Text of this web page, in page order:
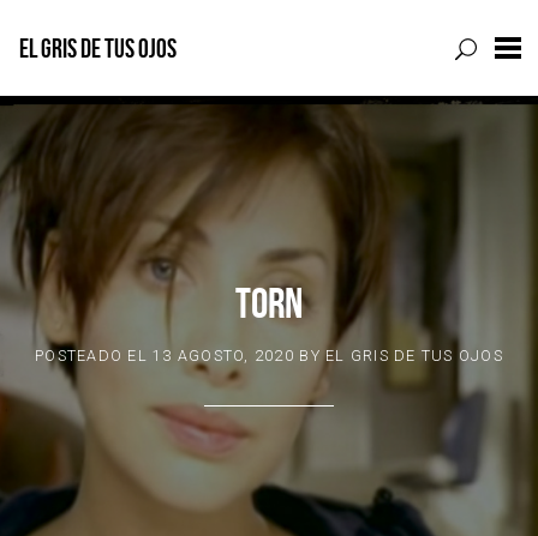
Skip
to
content
EL GRIS DE TUS OJOS
TORN
POSTEADO EL13 AGOSTO, 2020 BY EL GRIS DE TUS OJOS